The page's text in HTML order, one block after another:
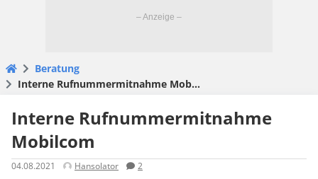
Beratung
Interne Rufnummermitnahme Mobilcom
Interne Rufnummermitnahme
Mobilcom
04.08.2021 Hansolator 2